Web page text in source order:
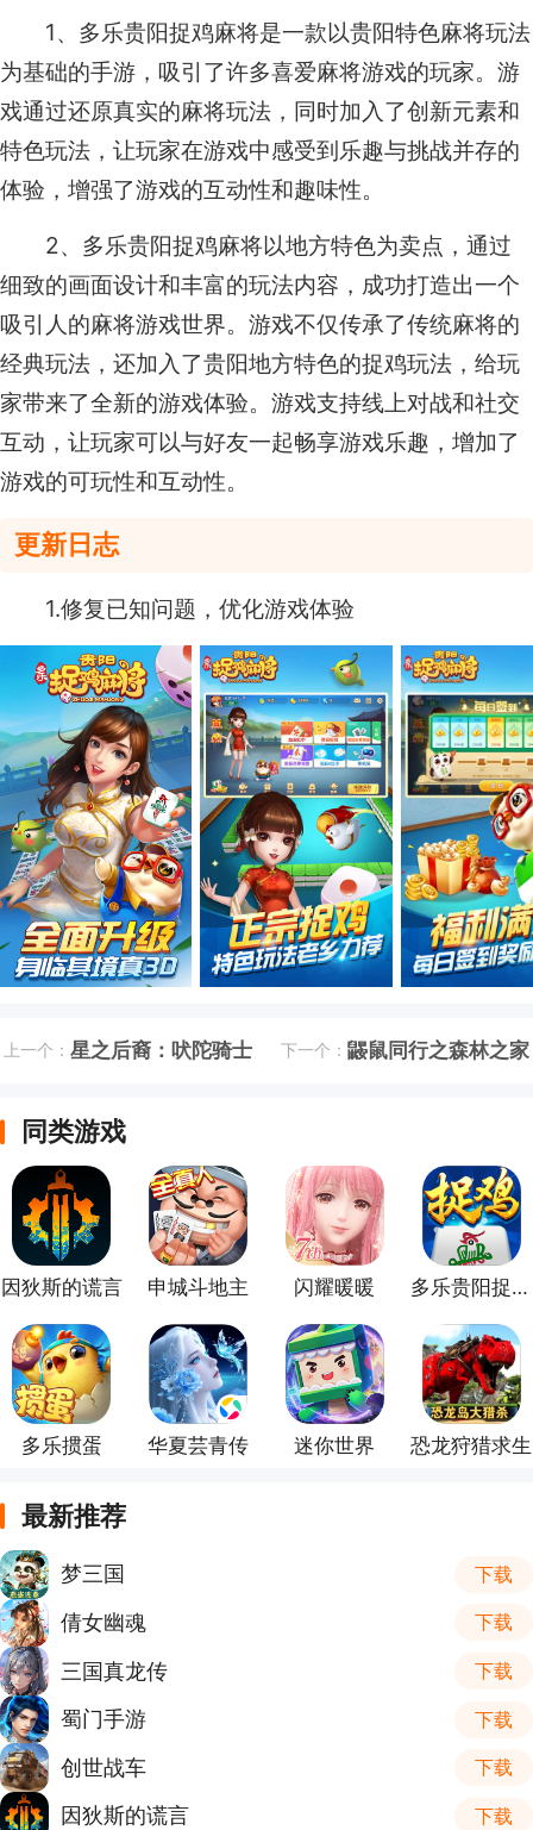
1、多乐贵阳捉鸡麻将是一款以贵阳特色麻将玩法
为基础的手游，吸引了许多喜爱麻将游戏的玩家。游
戏通过还原真实的麻将玩法，同时加入了创新元素和
特色玩法，让玩家在游戏中感受到乐趣与挑战并存的
体验，增强了游戏的互动性和趣味性。
2、多乐贵阳捉鸡麻将以地方特色为卖点，通过
细致的画面设计和丰富的玩法内容，成功打造出一个
吸引人的麻将游戏世界。游戏不仅传承了传统麻将的
经典玩法，还加入了贵阳地方特色的捉鸡玩法，给玩
家带来了全新的游戏体验。游戏支持线上对战和社交
互动，让玩家可以与好友一起畅享游戏乐趣，增加了
游戏的可玩性和互动性。
更新日志
1.修复已知问题，优化游戏体验
上一个：星之后裔：吠陀骑士 下一个： 鼹鼠同行之森林之家
同类游戏
因狄斯的谎言 申城斗地主 闪耀暖暖 多乐贵阳捉鸡麻将
多乐掼蛋 华夏芸青传 迷你世界 恐龙狩猎求生
最新推荐
梦三国 下载
倩女幽魂 下载
三国真龙传 下载
蜀门手游 下载
创世战车 下载
因狄斯的谎言 下载